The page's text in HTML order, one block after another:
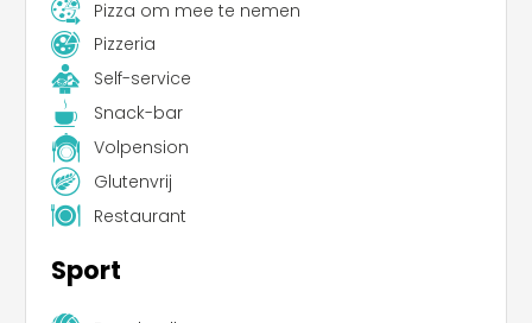
Pizza om mee te nemen
Pizzeria
Self-service
Snack-bar
Volpension
Glutenvrij
Restaurant
Sport